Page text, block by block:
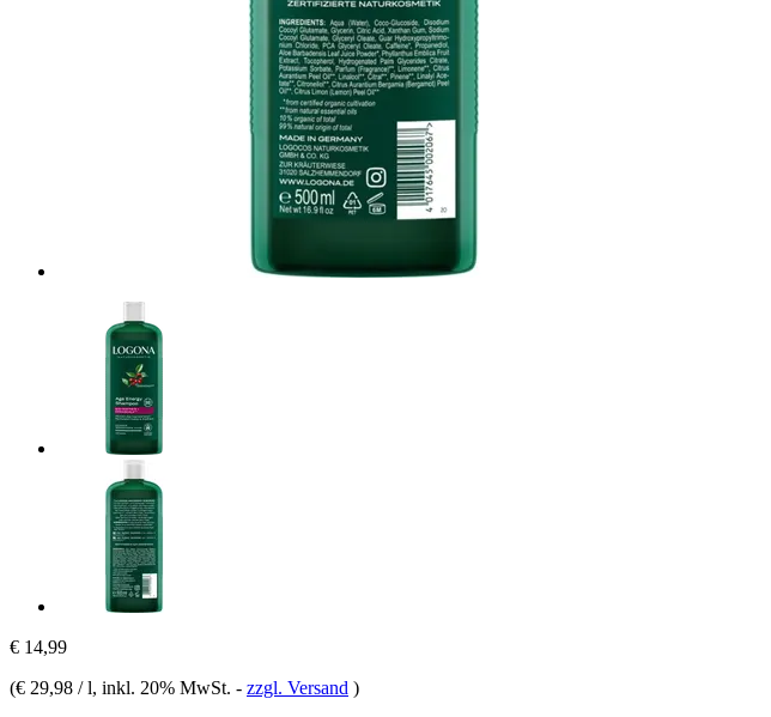
€ 14,99
(€ 29,98 / l, inkl. 20% MwSt. - zzgl. Versand )